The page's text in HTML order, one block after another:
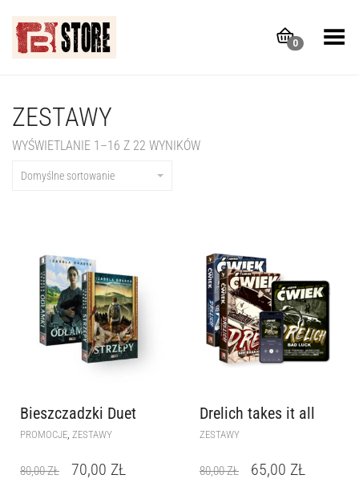
0
Toggle Menu
ZESTAWY
WYŚWIETLANIE 1–16 Z 22 WYNIKÓW
Domyślne sortowanie
Bieszczadzki Duet
PROMOCJE ZESTAWY
80,00ZŁ 70,00 ZŁ
Drelich takes it all
ZESTAWY
80,00ZŁ 65,00 ZŁ